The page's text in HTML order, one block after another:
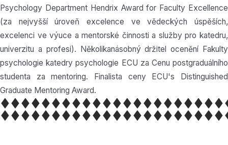
Psychology Department Hendrix Award for Faculty Excellence
(za nejvyšší úroveň excelence ve vědeckých úspěších,
excelenci ve výuce a mentorské činnosti a služby pro katedru,
univerzitu a profesi). Několikanásobný držitel ocenění Fakulty
psychologie katedry psychologie ECU za Cenu postgraduálního
studenta za mentoring. Finalista ceny ECU's Distinguished
Graduate Mentoring Award.